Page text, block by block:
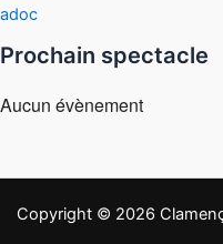
adoc
Prochain spectacle
Aucun évènement
Copyright © 2026